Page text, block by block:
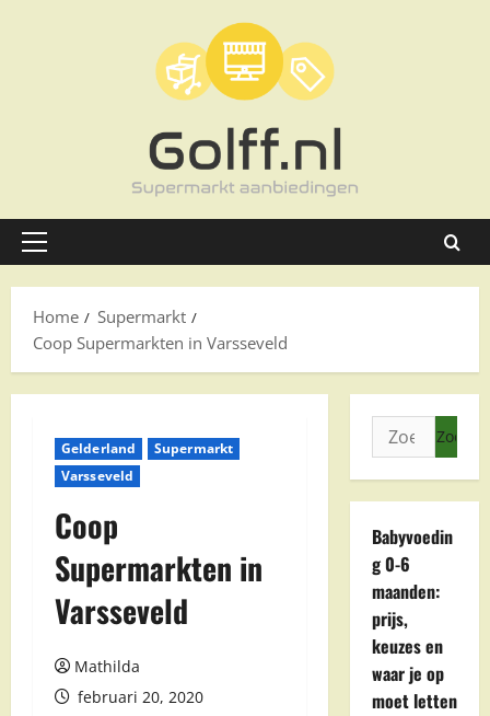
Primair
Home
Supermarkt
Coop Supermarkten in Varsseveld
Gelderland
Supermarkt
Varsseveld
Coop
Supermarkten in
Varsseveld
Mathilda
februari 20, 2020
Zoeken
naar:
Babyvoedin
g 0-6
maanden:
prijs,
keuzes en
waar je op
moet letten